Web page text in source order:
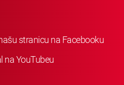
stranicu na Facebooku
na YouTubeu